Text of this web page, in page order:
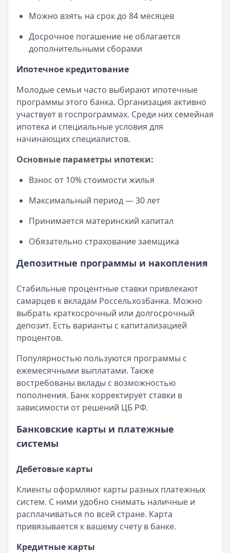
Можно взять на срок до 84 месяцев
Досрочное погашение не облагается
дополнительными сборами
Ипотечное кредитование
Молодые семьи часто выбирают ипотечные
программы этого банка. Организация активно
участвует в госпрограммах. Среди них семейная
ипотека и специальные условия для
начинающих специалистов.
Основные параметры ипотеки:
Взнос от 10% стоимости жилья
Максимальный период — 30 лет
Принимается материнский капитал
Обязательно страхование заемщика
Депозитные программы и накопления
Стабильные процентные ставки привлекают
самарцев к вкладам Россельхозбанка. Можно
выбрать краткосрочный или долгосрочный
депозит. Есть варианты с капитализацией
процентов.
Популярностью пользуются программы с
ежемесячными выплатами. Также
востребованы вклады с возможностью
пополнения. Банк корректирует ставки в
зависимости от решений ЦБ РФ.
Банковские карты и платежные
системы
Дебетовые карты
Клиенты оформляют карты разных платежных
систем. С ними удобно снимать наличные и
расплачиваться по всей стране. Карта
привязывается к вашему счету в банке.
Кредитные карты